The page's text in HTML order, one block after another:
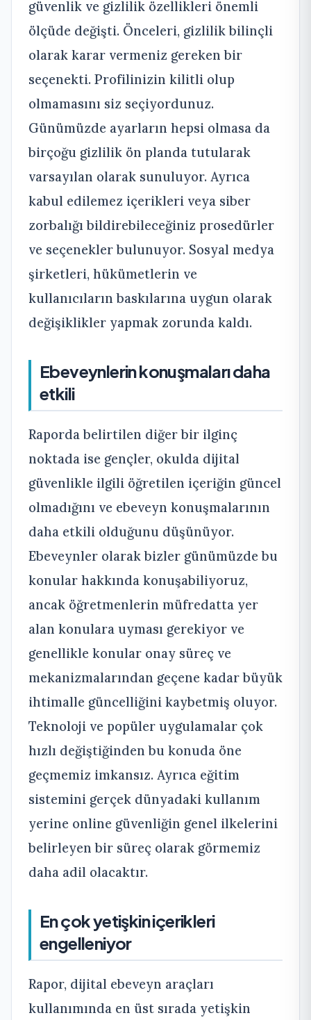
güvenlik ve gizlilik özellikleri önemli
ölçüde değişti. Önceleri, gizlilik bilinçli
olarak karar vermeniz gereken bir
seçenekti. Profilinizin kilitli olup
olmamasını siz seçiyordunuz.
Günümüzde ayarların hepsi olmasa da
birçoğu gizlilik ön planda tutularak
varsayılan olarak sunuluyor. Ayrıca
kabul edilemez içerikleri veya siber
zorbalığı bildirebileceğiniz prosedürler
ve seçenekler bulunuyor. Sosyal medya
şirketleri, hükümetlerin ve
kullanıcıların baskılarına uygun olarak
değişiklikler yapmak zorunda kaldı.
Ebeveynlerin konuşmaları daha
etkili
Raporda belirtilen diğer bir ilginç
noktada ise gençler, okulda dijital
güvenlikle ilgili öğretilen içeriğin güncel
olmadığını ve ebeveyn konuşmalarının
daha etkili olduğunu düşünüyor.
Ebeveynler olarak bizler günümüzde bu
konular hakkında konuşabiliyoruz,
ancak öğretmenlerin müfredatta yer
alan konulara uyması gerekiyor ve
genellikle konular onay süreç ve
mekanizmalarından geçene kadar büyük
ihtimalle güncelliğini kaybetmiş oluyor.
Teknoloji ve popüler uygulamalar çok
hızlı değiştiğinden bu konuda öne
geçmemiz imkansız. Ayrıca eğitim
sistemini gerçek dünyadaki kullanım
yerine online güvenliğin genel ilkelerini
belirleyen bir süreç olarak görmemiz
daha adil olacaktır.
En çok yetişkin içerikleri
engelleniyor
Rapor, dijital ebeveyn araçları
kullanımında en üst sırada yetişkin